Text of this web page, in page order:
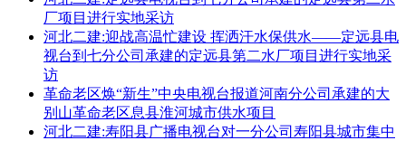
厂项目进行实地采访
河北二建:迎战高温忙建设 挥洒汗水保供水——定远县电
视台到七分公司承建的定远县第二水厂项目进行实地采
访
革命老区焕“新生”中央电视台报道河南分公司承建的大
别山革命老区息县淮河城市供水项目
河北二建:寿阳县广播电视台对一分公司寿阳县城市集中